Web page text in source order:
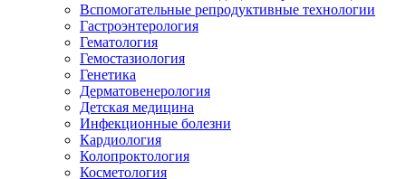
Вспомогательные репродуктивные технологии
Гастроэнтерология
Гематология
Гемостазиология
Генетика
Дерматовенерология
Детская медицина
Инфекционные болезни
Кардиология
Колопроктология
Косметология